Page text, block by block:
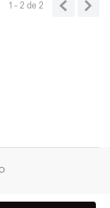
1 - 2de 2